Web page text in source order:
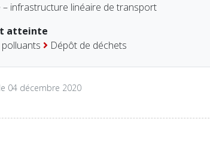
infrastructure linéaire de transport
atteinte
Dépôt de déchets
04 décembre 2020